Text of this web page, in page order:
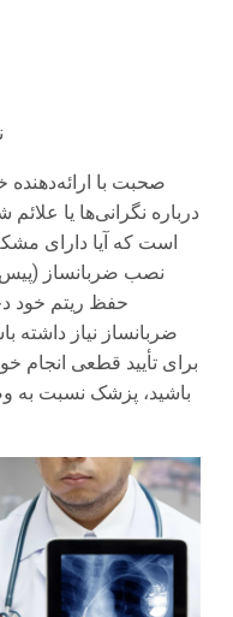
درباره نگرانی‌ها یا
است که آیا دارای
نصب ضربانساز
حفظ ریتم خود
ضربانساز نیاز
برای تأیید قطعی انجام
باشید، پزشک نسبت به